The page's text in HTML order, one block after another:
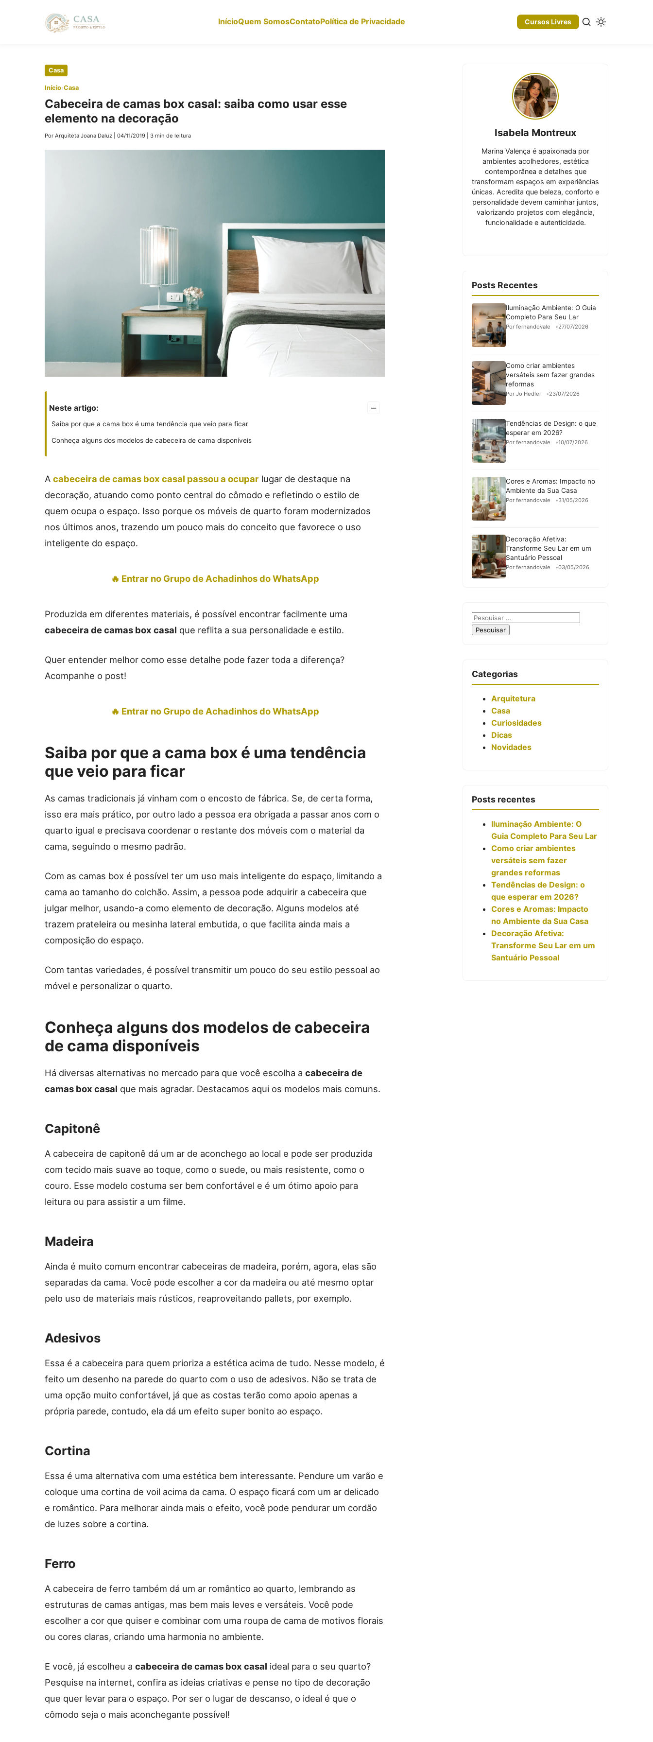
InícioQuem SomosContatoPolítica de Privacidade Cursos Livres
Casa
Início›Casa
Cabeceira de camas box casal: saiba como usar esse
elemento na decoração
Por Arquiteta Joana Daluz 04/11/2019 3 min de leitura
Neste artigo: –
Saiba por que a cama box é uma tendência que veio para ficar
Conheça alguns dos modelos de cabeceira de cama disponíveis
A cabeceira de camas box casal passou a ocupar lugar de destaque na
decoração, atuando como ponto central do cômodo e refletindo o estilo de
quem ocupa o espaço. Isso porque os móveis de quarto foram modernizados
nos últimos anos, trazendo um pouco mais do conceito que favorece o uso
inteligente do espaço.
🔥 Entrar no Grupo de Achadinhos do WhatsApp
Produzida em diferentes materiais, é possível encontrar facilmente uma
cabeceira de camas box casal que reflita a sua personalidade e estilo.
Quer entender melhor como esse detalhe pode fazer toda a diferença?
Acompanhe o post!
🔥 Entrar no Grupo de Achadinhos do WhatsApp
Saiba por que a cama box é uma tendência
que veio para ficar
As camas tradicionais já vinham com o encosto de fábrica. Se, de certa forma,
isso era mais prático, por outro lado a pessoa era obrigada a passar anos com o
quarto igual e precisava coordenar o restante dos móveis com o material da
cama, seguindo o mesmo padrão.
Com as camas box é possível ter um uso mais inteligente do espaço, limitando a
cama ao tamanho do colchão. Assim, a pessoa pode adquirir a cabeceira que
julgar melhor, usando-a como elemento de decoração. Alguns modelos até
trazem prateleira ou mesinha lateral embutida, o que facilita ainda mais a
composição do espaço.
Com tantas variedades, é possível transmitir um pouco do seu estilo pessoal ao
móvel e personalizar o quarto.
Conheça alguns dos modelos de cabeceira
de cama disponíveis
Há diversas alternativas no mercado para que você escolha a cabeceira de
camas box casal que mais agradar. Destacamos aqui os modelos mais comuns.
Capitonê
A cabeceira de capitonê dá um ar de aconchego ao local e pode ser produzida
com tecido mais suave ao toque, como o suede, ou mais resistente, como o
couro. Esse modelo costuma ser bem confortável e é um ótimo apoio para
leitura ou para assistir a um filme.
Madeira
Ainda é muito comum encontrar cabeceiras de madeira, porém, agora, elas são
separadas da cama. Você pode escolher a cor da madeira ou até mesmo optar
pelo uso de materiais mais rústicos, reaproveitando pallets, por exemplo.
Adesivos
Essa é a cabeceira para quem prioriza a estética acima de tudo. Nesse modelo, é
feito um desenho na parede do quarto com o uso de adesivos. Não se trata de
uma opção muito confortável, já que as costas terão como apoio apenas a
própria parede, contudo, ela dá um efeito super bonito ao espaço.
Cortina
Essa é uma alternativa com uma estética bem interessante. Pendure um varão e
coloque uma cortina de voil acima da cama. O espaço ficará com um ar delicado
e romântico. Para melhorar ainda mais o efeito, você pode pendurar um cordão
de luzes sobre a cortina.
Ferro
A cabeceira de ferro também dá um ar romântico ao quarto, lembrando as
estruturas de camas antigas, mas bem mais leves e versáteis. Você pode
escolher a cor que quiser e combinar com uma roupa de cama de motivos florais
ou cores claras, criando uma harmonia no ambiente.
E você, já escolheu a cabeceira de camas box casal ideal para o seu quarto?
Pesquise na internet, confira as ideias criativas e pense no tipo de decoração
que quer levar para o espaço. Por ser o lugar de descanso, o ideal é que o
cômodo seja o mais aconchegante possível!
Isabela Montreux
Marina Valença é apaixonada por
ambientes acolhedores, estética
contemporânea e detalhes que
transformam espaços em experiências
únicas. Acredita que beleza, conforto e
personalidade devem caminhar juntos,
valorizando projetos com elegância,
funcionalidade e autenticidade.
Posts Recentes
Iluminação Ambiente: O Guia
Completo Para Seu Lar
Por fernandovale 27/07/2026
Como criar ambientes
versáteis sem fazer grandes
reformas
Por Jo Hedler 23/07/2026
Tendências de Design: o que
esperar em 2026?
Por fernandovale 10/07/2026
Cores e Aromas: Impacto no
Ambiente da Sua Casa
Por fernandovale 31/05/2026
Decoração Afetiva:
Transforme Seu Lar em um
Santuário Pessoal
Por fernandovale 03/05/2026
Pesquisar
por:
Categorias
Arquitetura
Casa
Curiosidades
Dicas
Novidades
Posts recentes
Iluminação Ambiente: O
Guia Completo Para Seu Lar
Como criar ambientes
versáteis sem fazer
grandes reformas
Tendências de Design: o
que esperar em 2026?
Cores e Aromas: Impacto
no Ambiente da Sua Casa
Decoração Afetiva:
Transforme Seu Lar em um
Santuário Pessoal